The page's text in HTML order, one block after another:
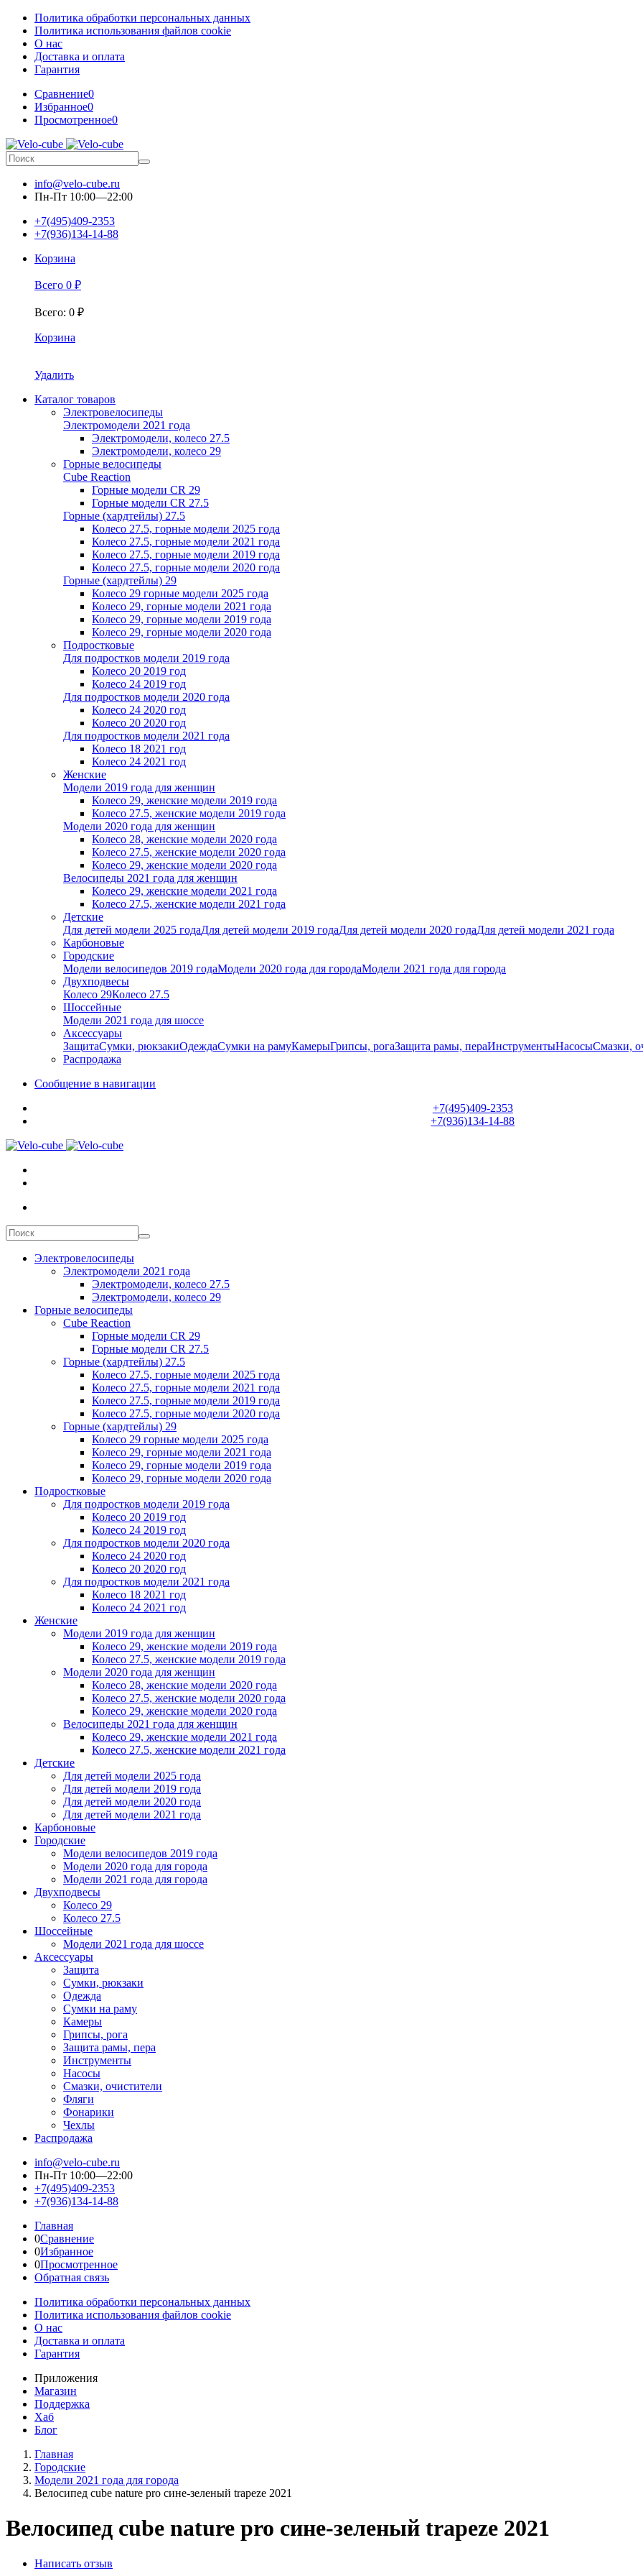
Политика обработки персональных данных
Политика использования файлов cookie
О нас
Доставка и оплата
Гарантия
Сравнение0
Избранное0
Просмотренное0
info@velo-cube.ru
Пн-Пт 10:00—22:00
+7(495)409-2353
+7(936)134-14-88
Корзина
Всего 0 ₽
Всего: 0 ₽
Корзина
Удалить
Каталог товаров
Электровелосипеды
Электромодели 2021 года
Электромодели, колесо 27.5
Электромодели, колесо 29
Горные велосипеды
Cube Reaction
Горные модели CR 29
Горные модели CR 27.5
Горные (хардтейлы) 27.5
Колесо 27.5, горные модели 2025 года
Колесо 27.5, горные модели 2021 года
Колесо 27.5, горные модели 2019 года
Колесо 27.5, горные модели 2020 года
Горные (хардтейлы) 29
Колесо 29 горные модели 2025 года
Колесо 29, горные модели 2021 года
Колесо 29, горные модели 2019 года
Колесо 29, горные модели 2020 года
Подростковые
Для подростков модели 2019 года
Колесо 20 2019 год
Колесо 24 2019 год
Для подростков модели 2020 года
Колесо 24 2020 год
Колесо 20 2020 год
Для подростков модели 2021 года
Колесо 18 2021 год
Колесо 24 2021 год
Женскиe
Модели 2019 года для женщин
Колесо 29, женские модели 2019 года
Колесо 27.5, женские модели 2019 года
Модели 2020 года для женщин
Колесо 28, женские модели 2020 года
Колесо 27.5, женские модели 2020 года
Колесо 29, женские модели 2020 года
Велосипеды 2021 года для женщин
Колесо 29, женские модели 2021 года
Колесо 27.5, женские модели 2021 года
Детские
Для детей модели 2025 годаДля детей модели 2019 годаДля детей модели 2020 годаДля детей модели 2021 года
Карбоновые
Городские
Модели велосипедов 2019 годаМодели 2020 года для городаМодели 2021 года для города
Двухподвесы
Колесо 29Колесо 27.5
Шоссейные
Модели 2021 года для шоссе
Аксессуары
ЗащитаСумки, рюкзакиОдеждаСумки на рамуКамерыГрипсы, рогаЗащита рамы, пераИнструментыНасосыСмазки,
Распродажа
Сообщение в навигации
+7(495)409-2353
+7(936)134-14-88
Электровелосипеды
Электромодели 2021 года
Электромодели, колесо 27.5
Электромодели, колесо 29
Горные велосипеды
Cube Reaction
Горные модели CR 29
Горные модели CR 27.5
Горные (хардтейлы) 27.5
Колесо 27.5, горные модели 2025 года
Колесо 27.5, горные модели 2021 года
Колесо 27.5, горные модели 2019 года
Колесо 27.5, горные модели 2020 года
Горные (хардтейлы) 29
Колесо 29 горные модели 2025 года
Колесо 29, горные модели 2021 года
Колесо 29, горные модели 2019 года
Колесо 29, горные модели 2020 года
Подростковые
Для подростков модели 2019 года
Колесо 20 2019 год
Колесо 24 2019 год
Для подростков модели 2020 года
Колесо 24 2020 год
Колесо 20 2020 год
Для подростков модели 2021 года
Колесо 18 2021 год
Колесо 24 2021 год
Женскиe
Модели 2019 года для женщин
Колесо 29, женские модели 2019 года
Колесо 27.5, женские модели 2019 года
Модели 2020 года для женщин
Колесо 28, женские модели 2020 года
Колесо 27.5, женские модели 2020 года
Колесо 29, женские модели 2020 года
Велосипеды 2021 года для женщин
Колесо 29, женские модели 2021 года
Колесо 27.5, женские модели 2021 года
Детские
Для детей модели 2025 года
Для детей модели 2019 года
Для детей модели 2020 года
Для детей модели 2021 года
Карбоновые
Городские
Модели велосипедов 2019 года
Модели 2020 года для города
Модели 2021 года для города
Двухподвесы
Колесо 29
Колесо 27.5
Шоссейные
Модели 2021 года для шоссе
Аксессуары
Защита
Сумки, рюкзаки
Одежда
Сумки на раму
Камеры
Грипсы, рога
Защита рамы, пера
Инструменты
Насосы
Смазки, очистители
Фляги
Фонарики
Чехлы
Распродажа
info@velo-cube.ru
Пн-Пт 10:00—22:00
+7(495)409-2353
+7(936)134-14-88
Главная
0Сравнение
0Избранное
0Просмотренное
Обратная связь
Политика обработки персональных данных
Политика использования файлов cookie
О нас
Доставка и оплата
Гарантия
Приложения
Магазин
Поддержка
Хаб
Блог
Главная
Городские
Модели 2021 года для города
Велосипед cube nature pro сине-зеленый trapeze 2021
Велосипед cube nature pro сине-зеленый trapeze 2021
Написать отзыв